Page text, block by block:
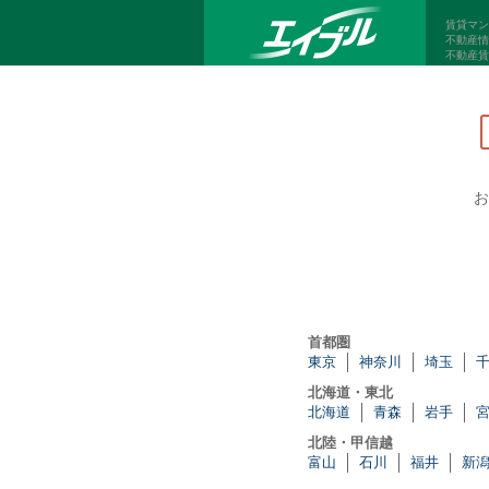
賃貸マ
不動産
不動産
首都圏
東京
神奈川 埼玉
北海道・東北
北海道
青森 岩手
北陸・甲信越
富山
石川 福井 新潟